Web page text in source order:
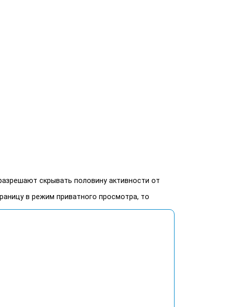
скрывать половину активности от
в режим приватного просмотра, то